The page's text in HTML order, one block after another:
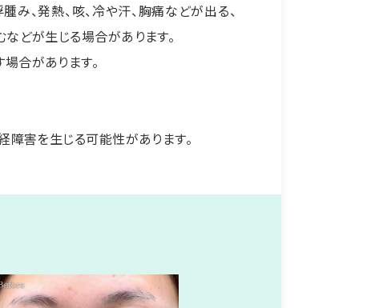
み、発熱、咳、冷や汗、胸痛などが出る、
などが生じる場合があります。
合があります。
障害を生じる可能性があります。